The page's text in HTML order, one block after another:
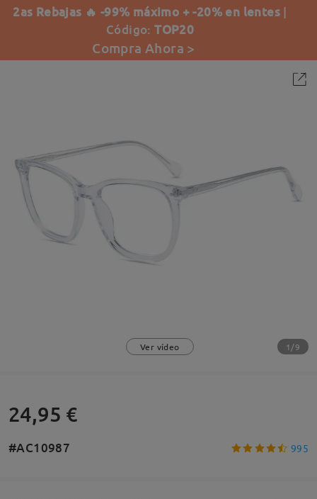
2as Rebajas 🔥 -99% máximo + -20% en lentes |
Código:TOP20
Compra Ahora >
Ver vídeo 1/9
24,95 €
#AC10987 995